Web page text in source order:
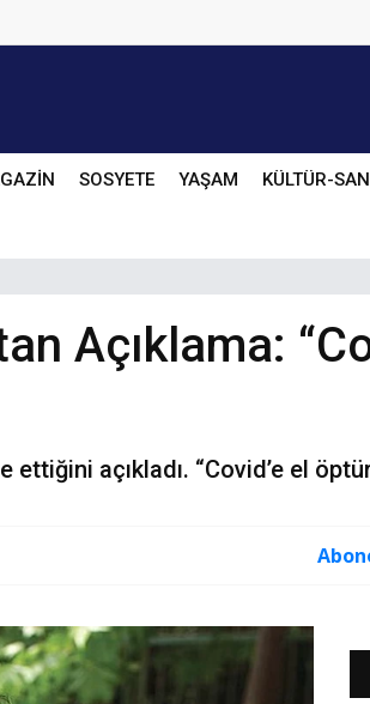
SOSYETE YAŞAM KÜLTÜR-
Açıklama:
açıkladı. “Covid’e el